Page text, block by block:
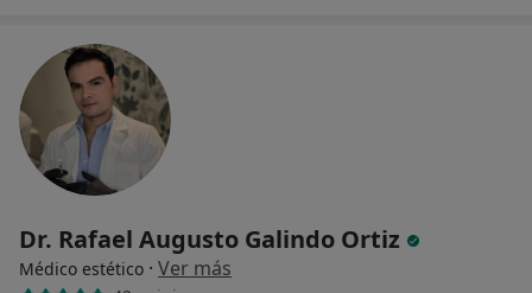
Dr. Rafael Augusto Galindo Ortiz
Médico estético · Ver más